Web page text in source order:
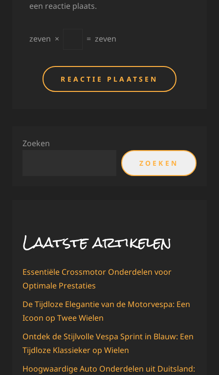
een reactie plaats.
zeven × = zeven
Zoeken
ZOEKEN
Laatste artikelen
Essentiële Crossmotor Onderdelen voor
Optimale Prestaties
De Tijdloze Elegantie van de Motorvespa: Een
Icoon op Twee Wielen
Ontdek de Stijlvolle Vespa Sprint in Blauw: Een
Tijdloze Klassieker op Wielen
Hoogwaardige Auto Onderdelen uit Duitsland: